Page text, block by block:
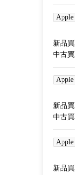
Apple
新品
中古
Apple
新品
中古
Apple
新品